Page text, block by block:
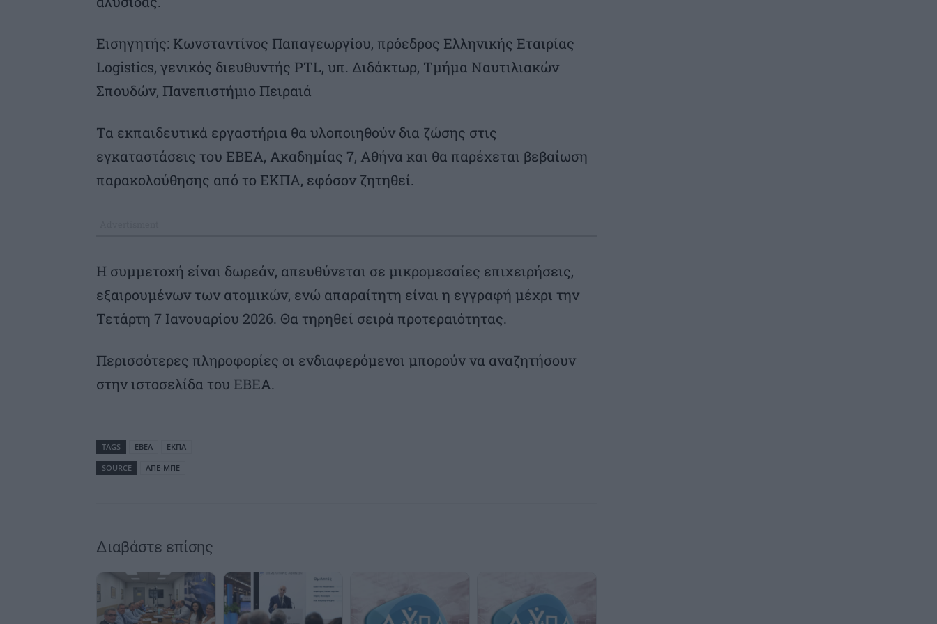
Εισηγητής: Κωνσταντίνος Παπαγεωργίου, πρόεδρος Ελληνικής Εταιρίας
Logistics, γενικός διευθυντής PTL, υπ. Διδάκτωρ, Τμήμα Ναυτιλιακών
Σπουδών, Πανεπιστήμιο Πειραιά
Τα εκπαιδευτικά εργαστήρια θα υλοποιηθούν δια ζώσης στις
εγκαταστάσεις του ΕΒΕΑ, Ακαδημίας 7, Aθήνα και θα παρέχεται βεβαίωση
παρακολούθησης από το ΕΚΠΑ, εφόσον ζητηθεί.
Η συμμετοχή είναι δωρεάν, απευθύνεται σε μικρομεσαίες επιχειρήσεις,
εξαιρουμένων των ατομικών, ενώ απαραίτητη είναι η εγγραφή μέχρι την
Τετάρτη 7 Ιανουαρίου 2026. Θα τηρηθεί σειρά προτεραιότητας.
Περισσότερες πληροφορίες οι ενδιαφερόμενοι μπορούν να αναζητήσουν
στην ιστοσελίδα του ΕΒΕΑ.
TAGS ΕΒΕΑ
ΕΚΠΑ
SOURCE
ΑΠΕ-ΜΠΕ
Διαβάστε επίσης